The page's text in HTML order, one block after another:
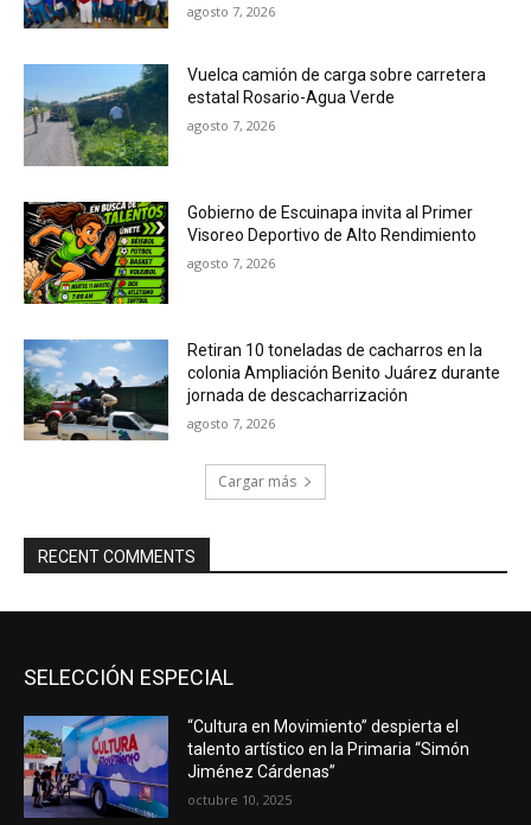
agosto 7, 2026
Vuelca camión de carga sobre carretera
estatal Rosario-Agua Verde
agosto 7, 2026
Gobierno de Escuinapa invita al Primer
Visoreo Deportivo de Alto Rendimiento
agosto 7, 2026
Retiran 10 toneladas de cacharros en la
colonia Ampliación Benito Juárez durante
jornada de descacharrización
agosto 7, 2026
Cargar más
RECENT COMMENTS
SELECCIÓN ESPECIAL
“Cultura en Movimiento” despierta el
talento artístico en la Primaria “Simón
Jiménez Cárdenas”
octubre 10, 2025